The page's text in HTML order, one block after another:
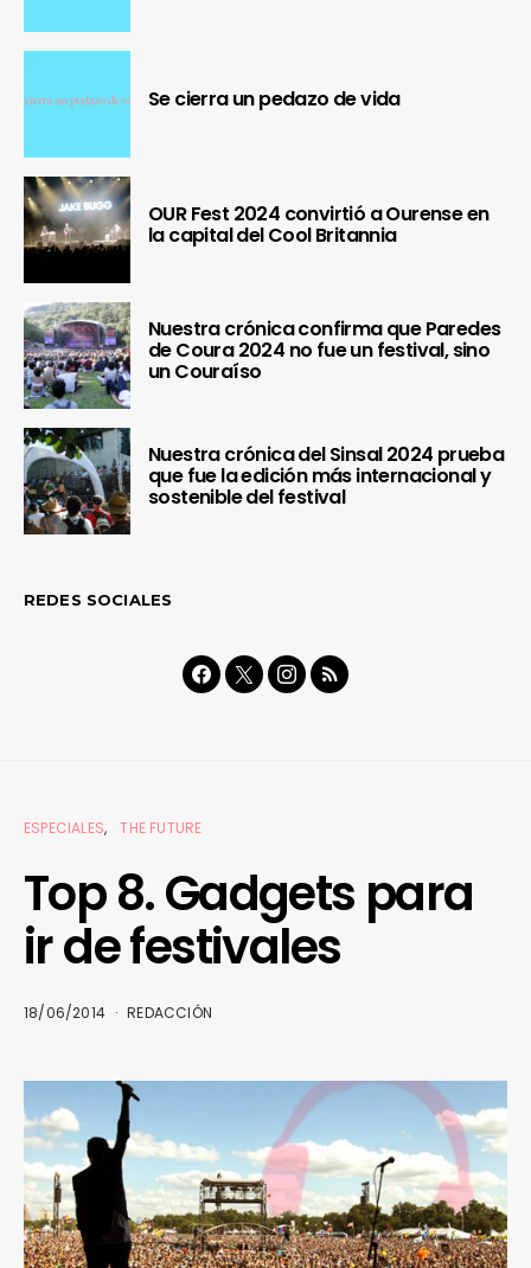
Se cierra un pedazo de vida
OUR Fest 2024 convirtió a Ourense en
la capital del Cool Britannia
Nuestra crónica confirma que Paredes
de Coura 2024 no fue un festival, sino
un Couraíso
Nuestra crónica del Sinsal 2024 prueba
que fue la edición más internacional y
sostenible del festival
REDES SOCIALES
ESPECIALES THE FUTURE
Top 8. Gadgets para
ir de festivales
18/06/2014 REDACCIÓN